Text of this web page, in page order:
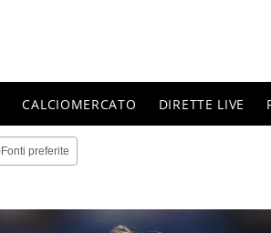
CALCIOMERCATO DIRETTE LIVE
Fonti preferite